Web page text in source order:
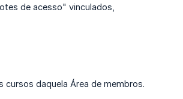
de acesso" vinculados,
daquela Área de membros.